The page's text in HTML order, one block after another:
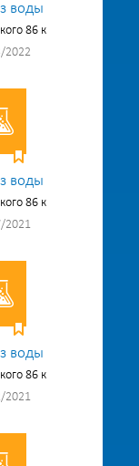
воды
86 к
2022
воды
86 к
2021
воды
86 к
2021